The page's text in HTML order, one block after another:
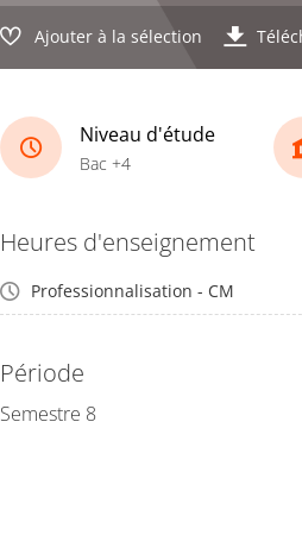
Ajouter à la sélection
Niveau d'étude
Bac +4
Heures d'enseignement
Professionnalisation - CM
Période
Semestre 8